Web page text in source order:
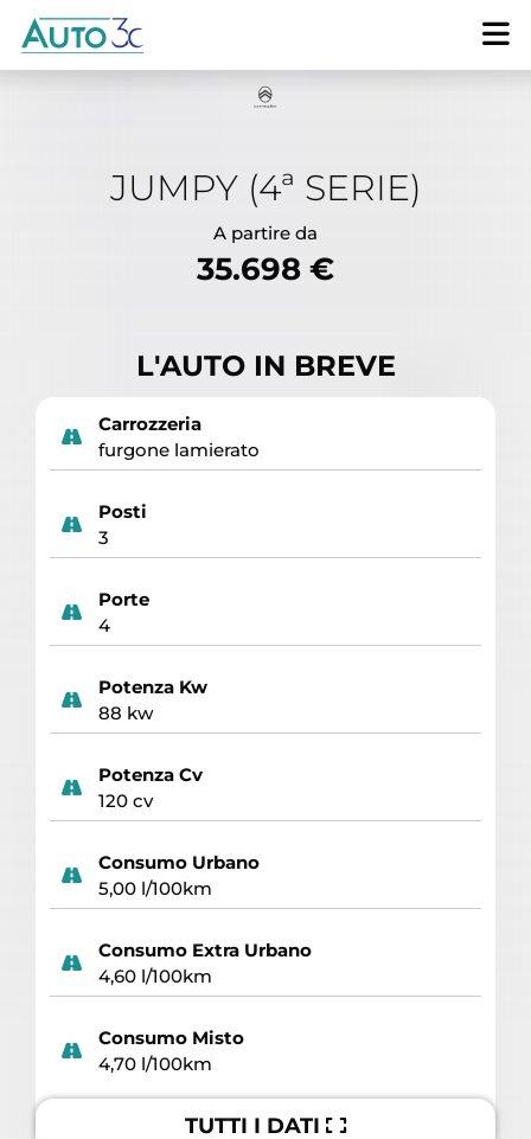
JUMPY (4ª SERIE)
A partire da
35.698 €
L'AUTO IN BREVE
Carrozzeria
furgone lamierato
Posti
3
Porte
4
Potenza Kw
88 kw
Potenza Cv
120 cv
Consumo Urbano
5,00 l/100km
Consumo Extra Urbano
4,60 l/100km
Consumo Misto
4,70 l/100km
TUTTI I DATI